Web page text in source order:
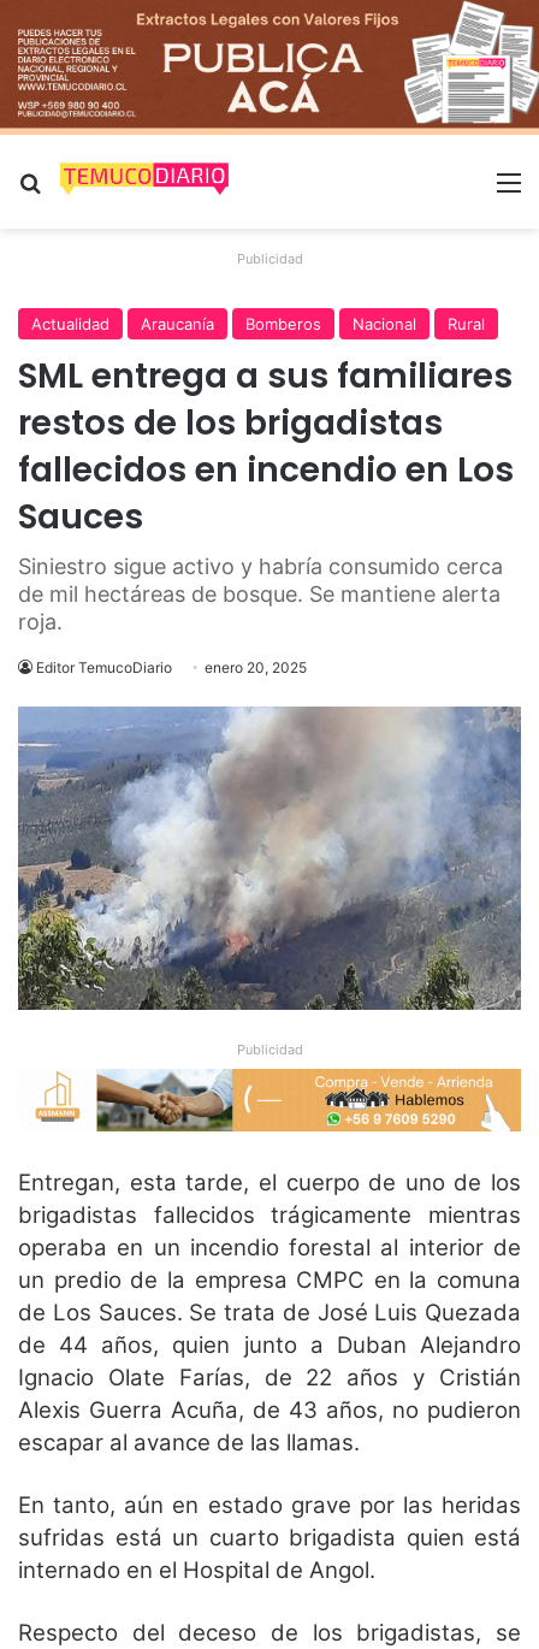
Buscar por
Publicidad
Actualidad Araucanía Bomberos Nacional Rural
SML entrega a sus familiares
restos de los brigadistas
fallecidos en incendio en Los
Sauces
Siniestro sigue activo y habría consumido cerca
de mil hectáreas de bosque. Se mantiene alerta
roja.
Editor TemucoDiario enero 20, 2025
Publicidad
Entregan, esta tarde, el cuerpo de uno de los
brigadistas fallecidos trágicamente mientras
operaba en un incendio forestal al interior de
un predio de la empresa CMPC en la comuna
de Los Sauces. Se trata de José Luis Quezada
de 44 años, quien junto a Duban Alejandro
Ignacio Olate Farías, de 22 años y Cristián
Alexis Guerra Acuña, de 43 años, no pudieron
escapar al avance de las llamas.
En tanto, aún en estado grave por las heridas
sufridas está un cuarto brigadista quien está
internado en el Hospital de Angol.
Respecto del deceso de los brigadistas, se